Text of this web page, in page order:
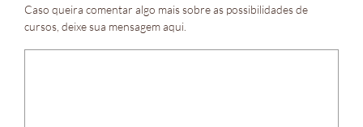
Caso queira comentar algo mais sobre as possibilidades de
cursos, deixe sua mensagem aqui.